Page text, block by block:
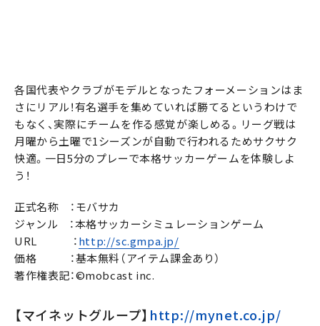
各国代表やクラブがモデルとなったフォーメーションはま
さにリアル！有名選手を集めていれば勝てるというわけで
もなく、実際にチームを作る感覚が楽しめる。リーグ戦は
月曜から土曜で1シーズンが自動で行われるためサクサク
快適。一日5分のプレーで本格サッカーゲームを体験しよ
う！
正式名称 ：モバサカ
ジャンル ：本格サッカーシミュレーションゲーム
URL ：http://sc.gmpa.jp/
価格 ：基本無料（アイテム課金あり）
著作権表記：©mobcast inc.
【マイネットグループ】 http://mynet.co.jp/